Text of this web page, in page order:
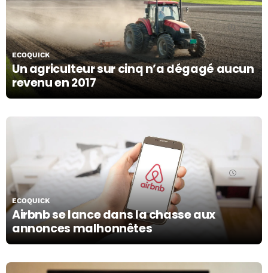
Un agriculteur sur cinq n’a dégagé aucun
revenu en 2017
ECOQUICK
08/11/19
Airbnb se lance dans la chasse aux
annonces malhonnêtes
ECOQUICK
07/11/19